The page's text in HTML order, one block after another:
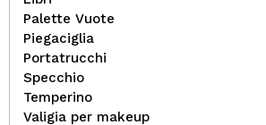
Palette Vuote
Piegaciglia
Portatrucchi
Specchio
Temperino
Valigia per makeup